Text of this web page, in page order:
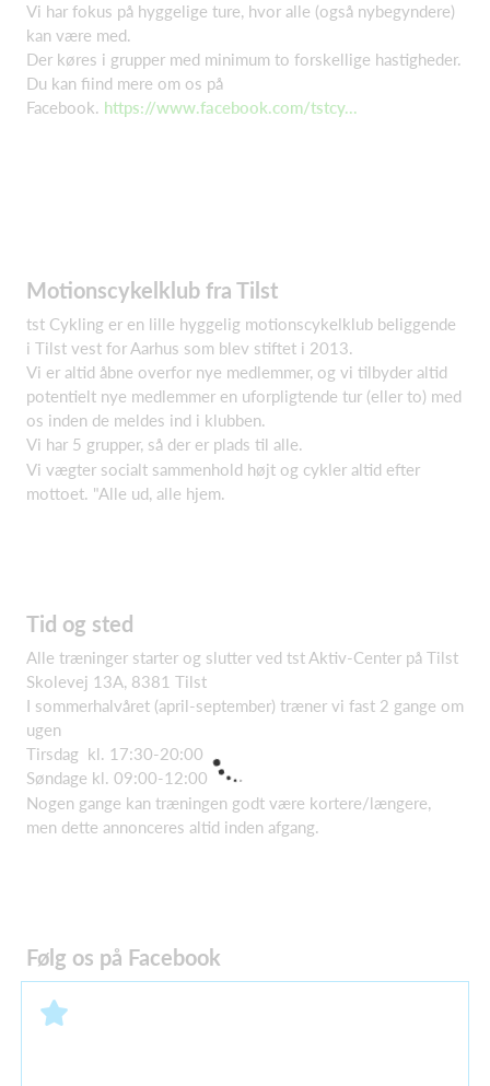
Vi har fokus på hyggelige ture, hvor alle (også nybegyndere)
kan være med.
Der køres i grupper med minimum to forskellige hastigheder.
Du kan fiind mere om os på
Facebook. https://www.facebook.com/tstcy...
Motionscykelklub fra Tilst
tst Cykling er en lille hyggelig motionscykelklub beliggende
i Tilst vest for Aarhus som blev stiftet i 2013.
Vi er altid åbne overfor nye medlemmer, og vi tilbyder altid
potentielt nye medlemmer en uforpligtende tur (eller to) med
os inden de meldes ind i klubben.
Vi har 5 grupper, så der er plads til alle.
Vi vægter socialt sammenhold højt og cykler altid efter
mottoet. "Alle ud, alle hjem.
Tid og sted
Alle træninger starter og slutter ved tst Aktiv-Center på Tilst
Skolevej 13A, 8381 Tilst
I sommerhalvåret (april-september) træner vi fast 2 gange om
ugen
Tirsdag kl. 17:30-20:00
Søndage kl. 09:00-12:00
Nogen gange kan træningen godt være kortere/længere,
men dette annonceres altid inden afgang.
Følg os på Facebook